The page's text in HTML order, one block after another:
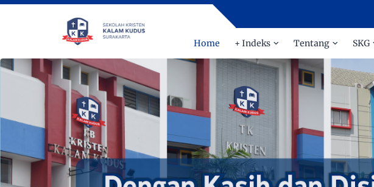
Home + Indeks Tentang SKG